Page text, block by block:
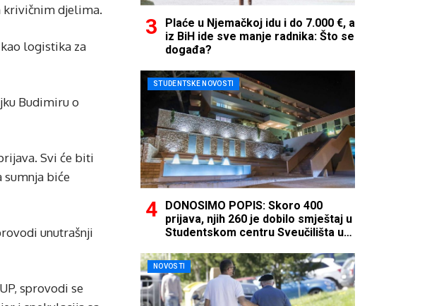
krivičnim djelima.
logistika za
Budimiru o
Svi će biti
sumnja biće
unutrašnji
sprovodi se
Plaće u Njemačkoj idu i do 7.000 €, a
iz BiH ide sve manje radnika: Što se
događa?
STUDENTSKE NOVOSTI
DONOSIMO POPIS: Skoro 400
prijava, njih 260 je dobilo smještaj u
Studentskom centru Sveučilišta u
NOVOSTI